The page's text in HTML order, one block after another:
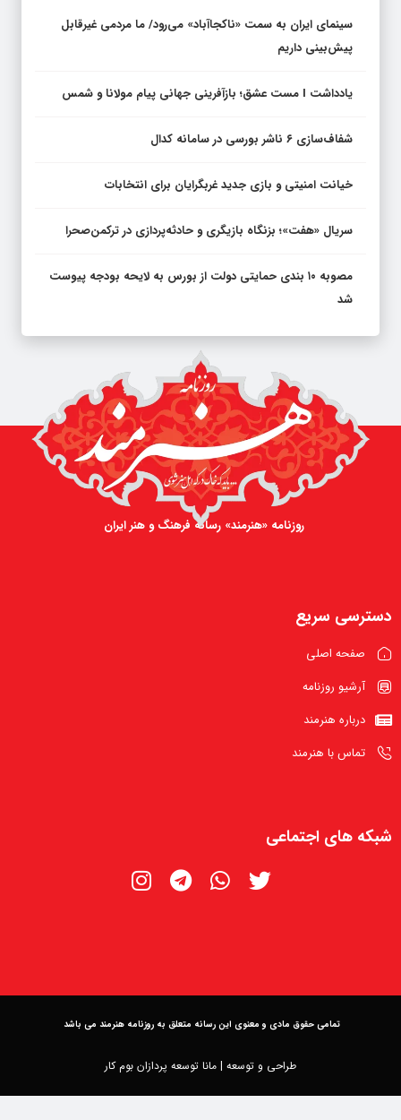
سینمای ایران به سمت «ناکجاآباد» می‌رود/ ما مردمی غیرقابل
پیش‌بینی داریم
یادداشت I مست عشق؛ بازآفرینی جهانی پیام مولانا و شمس
شفاف‌سازی ۶ ناشر بورسی در سامانه کدال
خیانت امنیتی و بازی جدید غربگرایان برای انتخابات
سریال «هفت»؛ بزنگاه بازیگری و حادثه‌پردازی در ترکمن‌صحرا
مصوبه ۱۰ بندی حمایتی دولت از بورس به لایحه بودجه پیوست
شد
روزنامه «هنرمند» رسانه فرهنگ و هنر ایران
دسترسی سریع
صفحه اصلی
آرشیو روزنامه
درباره هنرمند
تماس با هنرمند
شبکه های اجتماعی
تمامی حقوق مادی و معنوی این رسانه متعلق به روزنامه هنرمند می باشد
طراحی و توسعه | مانا توسعه پردازان بوم کار